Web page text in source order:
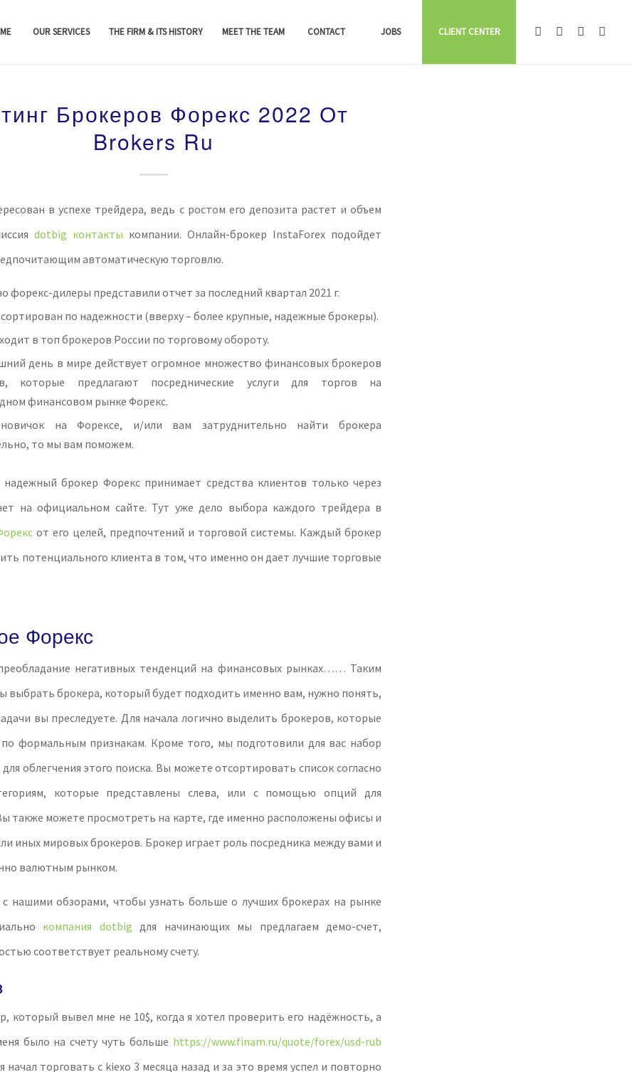
OUR SERVICES THE FIRM & ITS HISTORY MEET THE TEAM CONTACT JOBS CLIENT CENTER
Брокеров Форекс 2022 От
Brokers Ru
в успехе трейдера, ведь с ростом его депозита растет и объем
dotbig контакты компании. Онлайн-брокер InstaForex подойдет
автоматическую торговлю.
форекс-дилеры представили отчет за последний квартал 2021 г.
по надежности (вверху – более крупные, надежные брокеры).
в топ брокеров России по торговому обороту.
день в мире действует огромное множество финансовых брокеров
которые предлагают посреднические услуги для торгов на
финансовом рынке Форекс.
на Форексе, и/или вам затруднительно найти брокера
то мы вам поможем.
надежный брокер Форекс принимает средства клиентов только через
на официальном сайте. Тут уже дело выбора каждого трейдера в
от его целей, предпочтений и торговой системы. Каждый брокер
потенциального клиента в том, что именно он дает лучшие торговые
Форекс
негативных тенденций на финансовых рынках…… Таким
выбрать брокера, который будет подходить именно вам, нужно понять,
вы преследуете. Для начала логично выделить брокеров, которые
формальным признакам. Кроме того, мы подготовили для вас набор
облегчения этого поиска. Вы можете отсортировать список согласно
которые представлены слева, или с помощью опций для
также можете просмотреть на карте, где именно расположены офисы и
иных мировых брокеров. Брокер играет роль посредника между вами и
валютным рынком.
с нашими обзорами, чтобы узнать больше о лучших брокерах на рынке
компания dotbig для начинающих мы предлагаем демо-счет,
соответствует реальному счету.
который вывел мне не 10$, когда я хотел проверить его надёжность, а
было на счету чуть больше https://www.finam.ru/quote/forex/usd-rub
начал торговать с kiexo 3 месяца назад и за это время успел и повторно